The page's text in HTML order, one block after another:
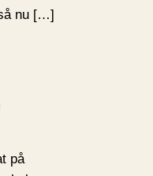
nu […]
på